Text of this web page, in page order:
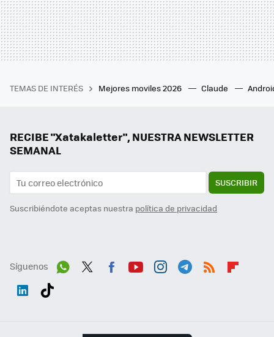
TEMAS DE INTERÉS Mejores moviles 2026 Claude
RECIBE "Xatakaletter", NUESTRA NEWSLETTER
SEMANAL
SUSCRIBIR
Suscribiéndote aceptas nuestra política de privacidad
Síguenos